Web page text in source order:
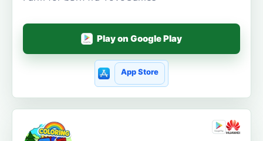
Play on Google Play
App Store